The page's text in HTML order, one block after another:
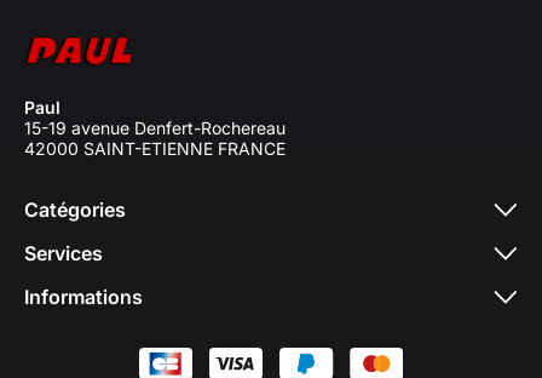
Paul
15-19 avenue Denfert-Rochereau
42000 SAINT-ETIENNE FRANCE
Catégories
Services
Informations